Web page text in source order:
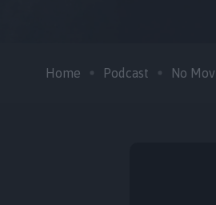
Home Podcast No